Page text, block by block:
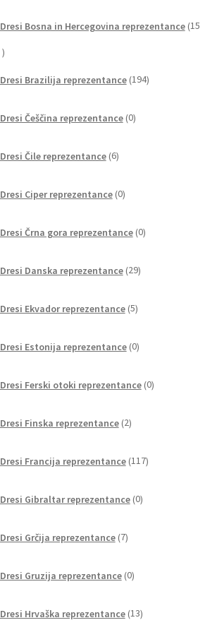
Dresi Bosna in Hercegovina reprezentance 15
15
Dresi Brazilija reprezentance 194izdelkov
Dresi Češčina reprezentance 0izdelkov
Dresi Čile reprezentance 6izdelkov
Dresi Ciper reprezentance 0izdelkov
Dresi Črna gora reprezentance 0izdelkov
Dresi Danska reprezentance 29izdelkov
Dresi Ekvador reprezentance 5izdelkov
Dresi Estonija reprezentance 0izdelkov
Dresi Ferski otoki reprezentance 0izdelkov
Dresi Finska reprezentance 2izdelka
Dresi Francija reprezentance 117izdelkov
Dresi Gibraltar reprezentance 0izdelkov
Dresi Grčija reprezentance 7izdelkov
Dresi Gruzija reprezentance 0izdelkov
Dresi Hrvaška reprezentance 13izdelkov